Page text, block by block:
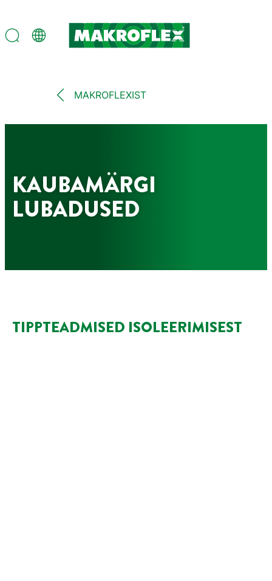
MAKROFLEXIST
KAUBAMÄRGI
LUBADUSED
TIPPTEADMISED ISOLEERIMISEST